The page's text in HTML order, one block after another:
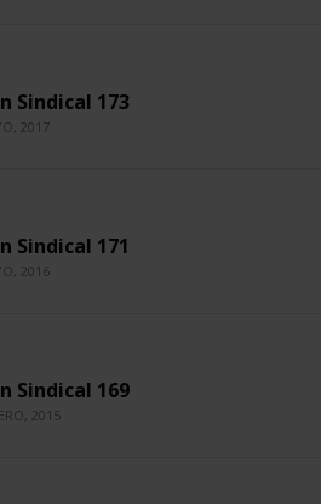
Sindical 173
2017
Sindical 171
2016
Sindical 169
2015